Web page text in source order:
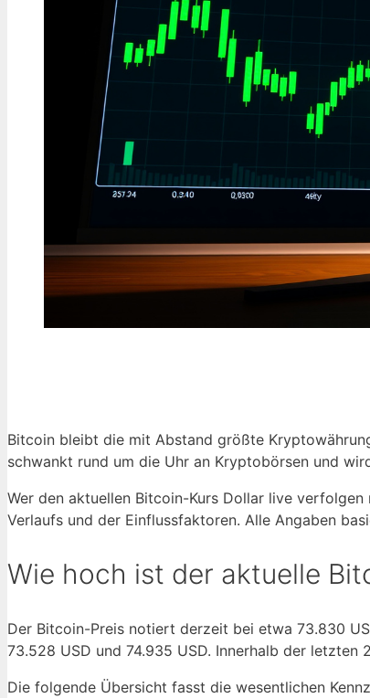
Bitcoin bleibt die mit Abstand größte
schwankt rund um die Uhr an Kryptobörsen und
Wer den aktuellen Bitcoin-Kurs Dollar live
Verlaufs und der Einflussfaktoren. Alle Angaben
Wie hoch ist der aktuelle
Der Bitcoin-Preis notiert derzeit bei etwa 73.830
73.528 USD und 74.935 USD. Innerhalb der
Die folgende Übersicht fasst die wesentlichen